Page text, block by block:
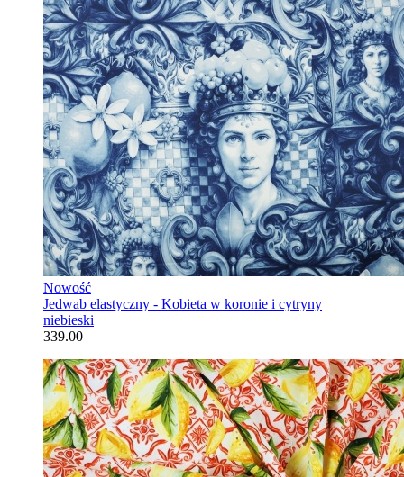
Nowość
Jedwab elastyczny - Kobieta w koronie i cytryny
niebieski
339.00